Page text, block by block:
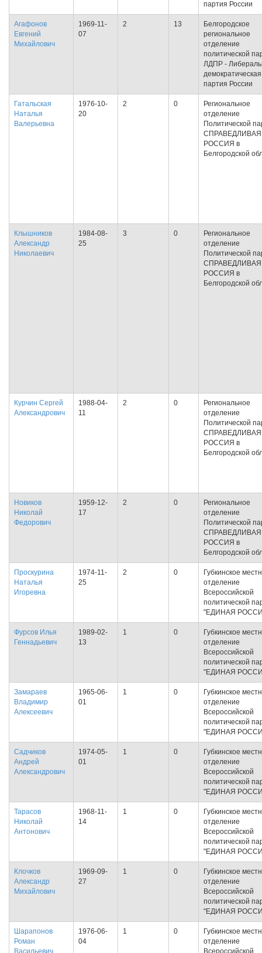
партия России
Агафонов
Евгений
Михайлович
1969-11-
07
2 13
Белгородское
региональное
отделение
политической
ЛДПР -
демократическая
партия России
Гатальская
Наталья
Валерьевна
1976-10-
20
2 0
Региональное
отделение
Политической
СПРАВЕДЛИВАЯ
РОССИЯ в
Белгородской
Клышников
Александр
Николаевич
1984-08-
25
3 0
Региональное
отделение
Политической
СПРАВЕДЛИВАЯ
РОССИЯ в
Белгородской
Курчин Сергей
Александрович
1988-04-
11
2 0
Региональное
отделение
Политической
СПРАВЕДЛИВАЯ
РОССИЯ в
Белгородской
Новиков
Николай
Федорович
1959-12-
17
2 0
Региональное
отделение
Политической
СПРАВЕДЛИВАЯ
РОССИЯ в
Белгородской
Проскурина
Наталья
Игоревна
1974-11-
25
2 0
Губкинское
отделение
Всероссийской
политической
"ЕДИНАЯ
Фурсов Илья
Геннадьевич
1989-02-
13
1 0
Губкинское
отделение
Всероссийской
политической
"ЕДИНАЯ
Замараев
Владимир
Алексеевич
1965-06-
01
1 0
Губкинское
отделение
Всероссийской
политической
"ЕДИНАЯ
Садчиков
Андрей
Александрович
1974-05-
01
1 0
Губкинское
отделение
Всероссийской
политической
"ЕДИНАЯ
Тарасов
Николай
Антонович
1968-11-
14
1 0
Губкинское
отделение
Всероссийской
политической
"ЕДИНАЯ
Клочков
Александр
Михайлович
1969-09-
27
1 0
Губкинское
отделение
Всероссийской
политической
"ЕДИНАЯ
Шарапонов
Роман
Васильевич
1976-06-
04
1 0
Губкинское
отделение
Всероссийской